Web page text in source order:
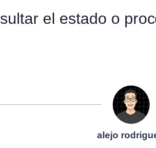
el estado o
alejo